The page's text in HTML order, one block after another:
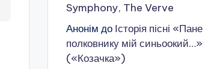
Symphony, The Verve
Анонім до Історія пісні «Пане
полковнику мій синьоокий…»
(«Козачка»)